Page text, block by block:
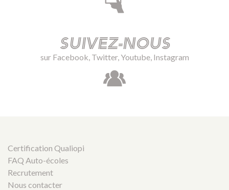
Suivez-nous
sur Facebook, Twitter, Youtube, Instagram
Certification Qualiopi
FAQ Auto-écoles
Recrutement
Nous contacter